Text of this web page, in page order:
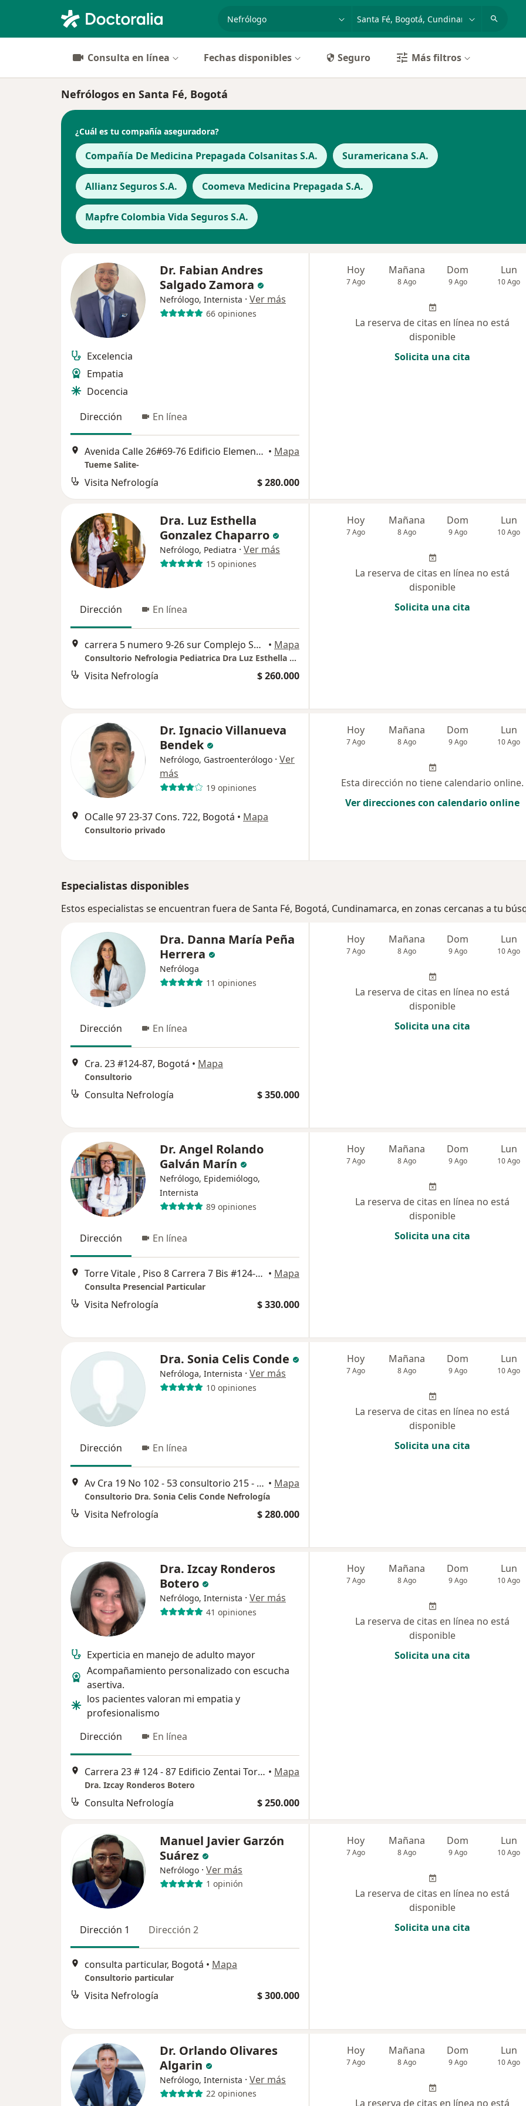
especialidad, enfermedad o nombrep. ej. Bogotá
Consulta en línea Fechas disponibles Seguro Más filtros
Nefrólogos en Santa Fé, Bogotá
¿Cuál es tu compañía aseguradora?
Compañía De Medicina Prepagada Colsanitas S.A. Suramericana S.A.
Allianz Seguros S.A. Coomeva Medicina Prepagada S.A.
Mapfre Colombia Vida Seguros S.A.
Dr. Fabian Andres
Salgado Zamora
Nefrólogo, Internista · Ver más
66 opiniones
Excelencia
Empatia
Docencia
Dirección
En línea
Avenida Calle 26#69-76 Edificio Elemento- Torre Tierra Oficina 1104, Bogotá • Mapa
Tueme Salite-
Visita Nefrología $ 280.000
Hoy
7 Ago
Mañana
8 Ago
Dom
9 Ago
Lun
10 Ago
La reserva de citas en línea no está
disponible
Solicita una cita
Dra. Luz Esthella
Gonzalez Chaparro
Nefrólogo, Pediatra · Ver más
15 opiniones
Dirección En línea
carrera 5 numero 9-26 sur Complejo Sabana Park • Mapa
Consultorio Nefrologia Pediatrica Dra Luz Esthella Gonzalez -Cajica
Visita Nefrología $ 260.000
Hoy
7 Ago
Mañana
8 Ago
Dom
9 Ago
Lun
10 Ago
La reserva de citas en línea no está
disponible
Solicita una cita
Dr. Ignacio Villanueva
Bendek
Nefrólogo, Gastroenterólogo · Ver
más
19 opiniones
OCalle 97 23‐37 Cons. 722, Bogotá • Mapa
Consultorio privado
Hoy
7 Ago
Mañana
8 Ago
Dom
9 Ago
Lun
10 Ago
Esta dirección no tiene calendario online.
Ver direcciones con calendario online
Especialistas disponibles
Estos especialistas se encuentran fuera de Santa Fé, Bogotá, Cundinamarca, en zonas cercanas a tu
Dra. Danna María Peña
Herrera
Nefróloga
11 opiniones
Dirección En línea
Cra. 23 #124-87, Bogotá • Mapa
Consultorio
Consulta Nefrología $ 350.000
Hoy
7 Ago
Mañana
8 Ago
Dom
9 Ago
Lun
10 Ago
La reserva de citas en línea no está
disponible
Solicita una cita
Dr. Angel Rolando
Galván Marín
Nefrólogo, Epidemiólogo,
Internista
89 opiniones
Dirección En línea
Torre Vitale , Piso 8 Carrera 7 Bis #124-56, Bogotá • Mapa
Consulta Presencial Particular
Visita Nefrología $ 330.000
Hoy
7 Ago
Mañana
8 Ago
Dom
9 Ago
Lun
10 Ago
La reserva de citas en línea no está
disponible
Solicita una cita
Dra. Sonia Celis Conde
Nefróloga, Internista · Ver más
10 opiniones
Dirección En línea
Av Cra 19 No 102 - 53 consultorio 215 - 216, Bogotá • Mapa
Consultorio Dra. Sonia Celis Conde Nefrología
Visita Nefrología $ 280.000
Hoy
7 Ago
Mañana
8 Ago
Dom
9 Ago
Lun
10 Ago
La reserva de citas en línea no está
disponible
Solicita una cita
Dra. Izcay Ronderos
Botero
Nefrólogo, Internista · Ver más
41 opiniones
Experticia en manejo de adulto mayor
Acompañamiento personalizado con escucha
asertiva.
los pacientes valoran mi empatia y
profesionalismo
Dirección
En línea
Carrera 23 # 124 - 87 Edificio Zentai Torre 1 701., Bogotá • Mapa
Dra. Izcay Ronderos Botero
Consulta Nefrología $ 250.000
Hoy
7 Ago
Mañana
8 Ago
Dom
9 Ago
Lun
10 Ago
La reserva de citas en línea no está
disponible
Solicita una cita
Manuel Javier Garzón
Suárez
Nefrólogo · Ver más
1 opinión
Dirección 1 Dirección 2
consulta particular, Bogotá • Mapa
Consultorio particular
Visita Nefrología $ 300.000
Hoy
7 Ago
Mañana
8 Ago
Dom
9 Ago
Lun
10 Ago
La reserva de citas en línea no está
disponible
Solicita una cita
Dr. Orlando Olivares
Algarin
Nefrólogo, Internista · Ver más
22 opiniones
Hoy
7 Ago
Mañana
8 Ago
Dom
9 Ago
Lun
10 Ago
La reserva de citas en línea no está